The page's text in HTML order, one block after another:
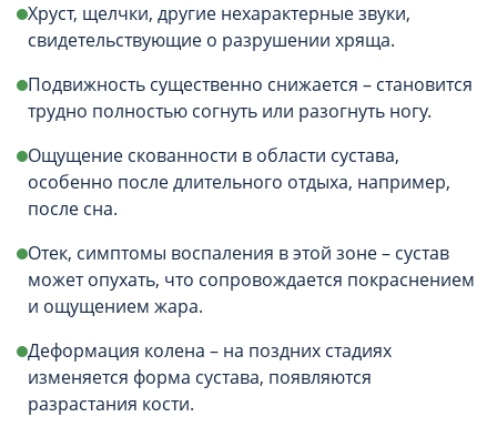
Хруст, щелчки, другие нехарактерные звуки,
свидетельствующие о разрушении хряща.
Подвижность существенно снижается – становится
трудно полностью согнуть или разогнуть ногу.
Ощущение скованности в области сустава,
особенно после длительного отдыха, например,
после сна.
Отек, симптомы воспаления в этой зоне – сустав
может опухать, что сопровождается покраснением
и ощущением жара.
Деформация колена – на поздних стадиях
изменяется форма сустава, появляются
разрастания кости.